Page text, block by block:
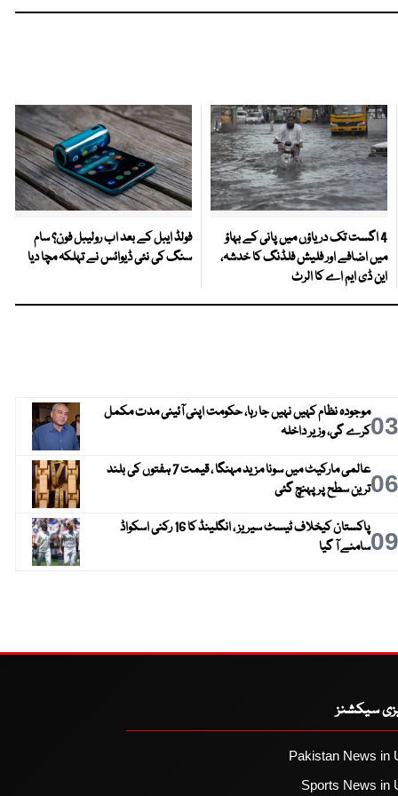
4 اگست تک دریاؤں میں پانی کے بہاؤ
میں اضافے اور فلیش فلڈنگ کا خدشہ،
این ڈی ایم اے کا الرٹ
فولڈ ایبل کے بعد اب رولیبل فون؟ سام
سنگ کی نئی ڈیوائس نے تہلکہ مچا دیا
03موجودہ نظام کہیں نہیں جا رہا، حکومت اپنی آئینی مدت مکمل
کرے گی، وزیر داخلہ
06
عالمی مارکیٹ میں سونا مزید مہنگا ، قیمت 7 ہفتوں کی بلند
ترین سطح پر پہنچ گئی
09
پاکستان کیخلاف ٹیسٹ سیریز ، انگلینڈ کا 16 رکنی اسکواڈ
سامنے آ گیا
سیکشنز
Pakistan News in
Sports News in